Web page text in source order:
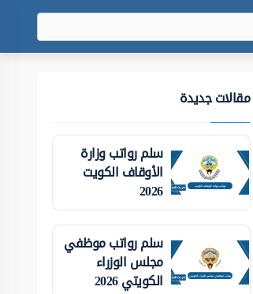
مقالات جديدة
سلم رواتب وزارة
الأوقاف الكويت
2026
سلم رواتب موظفي
مجلس الوزراء
الكويتي 2026